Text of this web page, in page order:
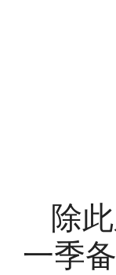
除
一季